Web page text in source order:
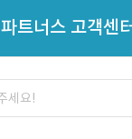
파트너스 고객센